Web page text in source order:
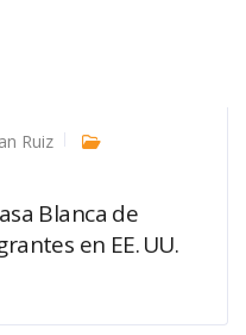
Ruiz
Blanca de
en EE. UU.